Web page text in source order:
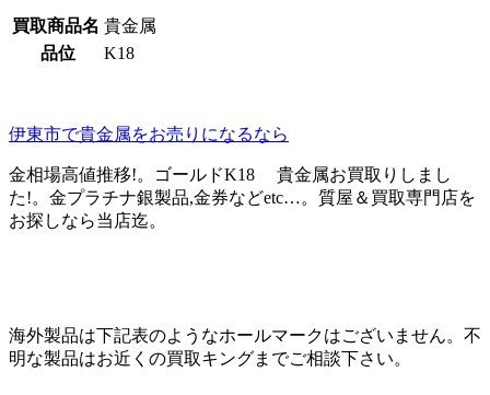
買取商品名 貴金属
品位
K18
伊東市で貴金属をお売りになるなら
金相場高値推移!。ゴールドK18 貴金属お買取りしまし
た!。金プラチナ銀製品,金券などetc…。質屋＆買取専門店を
お探しなら当店迄。
海外製品は下記表のようなホールマークはございません。不
明な製品はお近くの買取キングまでご相談下さい。